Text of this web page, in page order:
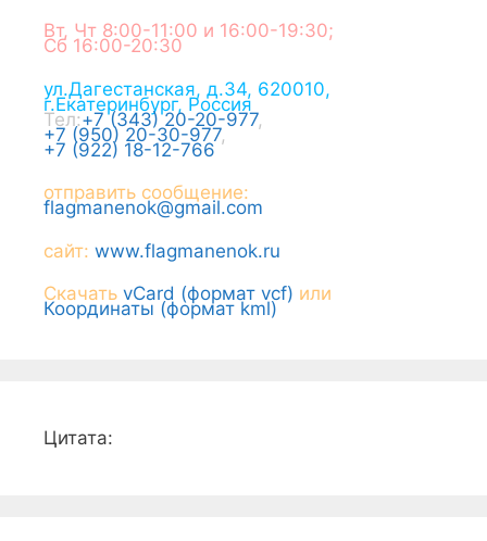
Вт, Чт 8:00-11:00 и 16:00-19:30;
Сб 16:00-20:30
ул.Дагестанская, д.34, 620010,
г.Екатеринбург, Россия
Тел:+7 (343) 20-20-977,
+7 (950) 20-30-977,
+7 (922) 18-12-766
отправить сообщение:
flagmanenok@gmail.com
сайт: www.flagmanenok.ru
Скачать vCard (формат vcf) или
Координаты (формат kml)
Цитата: